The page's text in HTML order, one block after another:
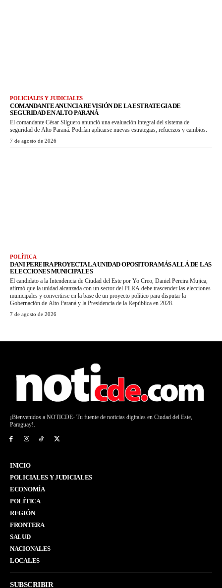
POLICIALES Y JUDICIALES
COMANDANTE ANUNCIA REVISIÓN DE LA ESTRATEGIA DE
SEGURIDAD EN ALTO PARANÁ
El comandante César Silguero anunció una evaluación integral del sistema de
seguridad de Alto Paraná. Podrían aplicarse nuevas estrategias, refuerzos y cambios.
7 de agosto de 2026
POLÍTICA
DANI PEREIRA PROYECTA LA UNIDAD OPOSITORA MÁS ALLÁ DE LAS
ELECCIONES MUNICIPALES
El candidato a la Intendencia de Ciudad del Este por Yo Creo, Daniel Pereira Mujica,
afirmó que la unidad alcanzada con un sector del PLRA debe trascender las elecciones
municipales y convertirse en la base de un proyecto político para disputar la
Gobernación de Alto Paraná y la Presidencia de la República en 2028.
7 de agosto de 2026
¡Bienvenidos a NOTICDE- Tu fuente de noticias digitales en Ciudad del Este,
Paraguay!.
INICIO
POLICIALES Y JUDICIALES
ECONOMÍA
POLÍTICA
REGIÓN
FRONTERA
SALUD
NACIONALES
LOCALES
SUBSCRIBIR